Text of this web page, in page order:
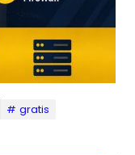
gratis